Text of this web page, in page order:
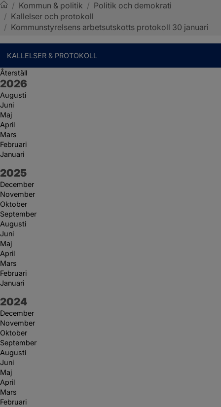
Sotenäs kommun
/ Kommun & politik / Politik och demokrati
/ Kallelser och protokoll
/ Kommunstyrelsens arbetsutskotts protokoll 30 januari
KALLELSER & PROTOKOLL
Återställ
År:
2026
Augusti
Juni
Maj
April
Mars
Februari
Januari
År:
2025
December
November
Oktober
September
Augusti
Juni
Maj
April
Mars
Februari
Januari
År:
2024
December
November
Oktober
September
Augusti
Juni
Maj
April
Mars
Februari